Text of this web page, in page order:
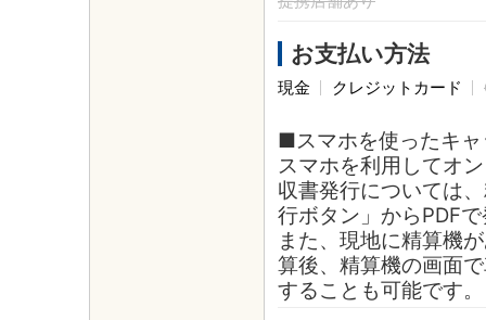
お支払い方法
現金 クレジットカード
■スマホを使ったキ
スマホを利用してオ
収書発行については
行ボタン」からPDF
また、現地に精算機
算後、精算機の画面
することも可能です。